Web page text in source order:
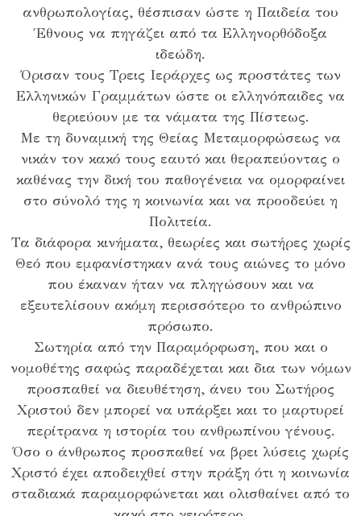
ανθρωπολογίας, θέσπισαν ώστε η Παιδεία του
Έθνους να πηγάζει από τα Ελληνορθόδοξα
ιδεώδη.
Όρισαν τους Τρεις Ιεράρχες ως προστάτες των
Ελληνικών Γραμμάτων ώστε οι ελληνόπαιδες να
θεριεύουν με τα νάματα της Πίστεως.
Με τη δυναμική της Θείας Μεταμορφώσεως να
νικάν τον κακό τους εαυτό και θεραπεύοντας ο
καθένας την δική του παθογένεια να ομορφαίνει
στο σύνολό της η κοινωνία και να προοδεύει η
Πολιτεία.
Τα διάφορα κινήματα, θεωρίες και σωτήρες χωρίς
Θεό που εμφανίστηκαν ανά τους αιώνες το μόνο
που έκαναν ήταν να πληγώσουν και να
εξευτελίσουν ακόμη περισσότερο το ανθρώπινο
πρόσωπο.
Σωτηρία από την Παραμόρφωση, που και ο
νομοθέτης σαφώς παραδέχεται και δια των νόμων
προσπαθεί να διευθέτηση, άνευ του Σωτήρος
Χριστού δεν μπορεί να υπάρξει και το μαρτυρεί
περίτρανα η ιστορία του ανθρωπίνου γένους.
Όσο ο άνθρωπος προσπαθεί να βρει λύσεις χωρίς
Χριστό έχει αποδειχθεί στην πράξη ότι η κοινωνία
σταδιακά παραμορφώνεται και ολισθαίνει από το